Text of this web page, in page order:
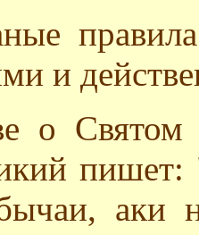
и
о
пишет:
аки